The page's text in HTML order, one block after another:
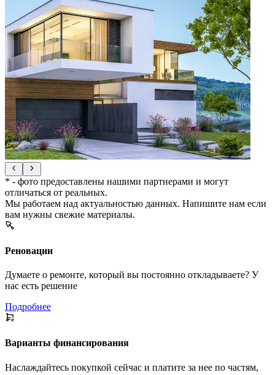
* - фото предоставлены нашими партнерами и могут
отличаться от реальных.
Мы работаем над актуальностью данных. Напишите нам если
вам нужны свежие материалы.
Реновации
Думаете о ремонте, который вы постоянно откладываете? У
нас есть решение
Подробнее
Варианты финансирования
Наслаждайтесь покупкой сейчас и платите за нее по частям,